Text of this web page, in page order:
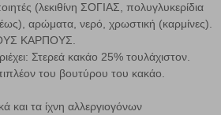
(λεκιθίνη ΣΟΓΙΑΣ, πολυγλυκερίδια
αρώματα, νερό, χρωστική (καρμίνες).
ΚΑΡΠΟΥΣ.
Στερεά κακάο 25% τουλάχιστον.
του βουτύρου του κακάο.
και τα ίχνη αλλεργιογόνων
Αποδοχή όλων